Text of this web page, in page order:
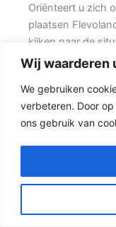
Wij waarderen
We gebruiken
verbeteren. Door op
ons gebruik van
Oriënteert u zich
plaatsen
kijken naar de
uitstraling en de
hoekwoningen
Een goede
Wilt u vooral een
beton schutting
accenten goed
zoals